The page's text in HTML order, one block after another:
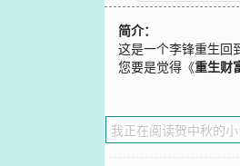
简介：
这是一个李锋重生回
您要是觉得《重生财